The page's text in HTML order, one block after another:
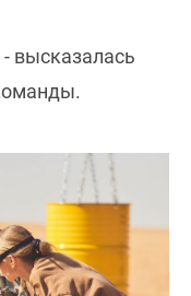
высказалась